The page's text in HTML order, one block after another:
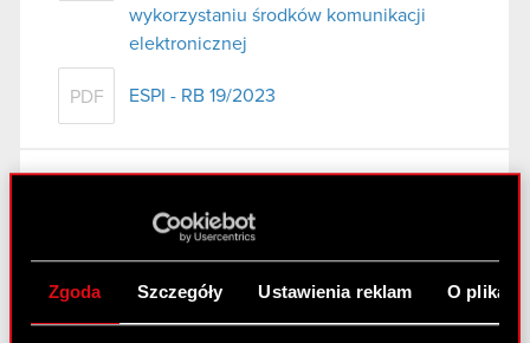
Zgoda Szczegóły Ustawienia reklam O
wykorzystaniu środków komunikacji
elektronicznej
PDF ESPI - RB 19/2023
10 maja 2023 18:22
akcji własnych Spółki w oparciu o uchwałę nr 4
Nadzwyczajnego Walnego Zgromadzenia Spółki z